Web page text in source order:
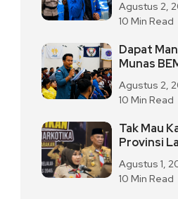
Agustus 2,
10 Min Read
Dapat
Munas
Agustus 2,
10 Min Read
Tak Mau
Provinsi
Agustus 1,
10 Min Read